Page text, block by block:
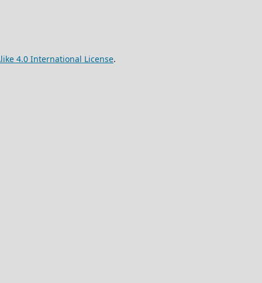
4.0 International License.